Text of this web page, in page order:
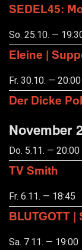
SEDEL45:
So. 25.10. —
Eleine |
Fr. 30.10. — 20:00
Der Dicke
November
Do. 5.11. — 20:00
TV Smith
Fr. 6.11. — 18:45
BLUTGOTT |
Sa. 7.11. — 19:00